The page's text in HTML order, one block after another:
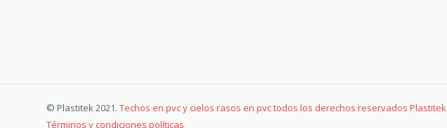
© Plastitek 2021.Techos en pvc y cielos rasos en pvc todos los derechos reservados Plastitek
Términos y condiciones políticas